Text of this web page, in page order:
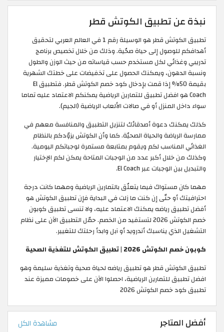
نبذة عن تطبيق الكوتش قطر
تطبيق الكوتش قطر هو الوسيلة رقم 1 في العالم العربي لتحقيق
أهدافكم للوصول إلى حياة صحّية. وذلك من خلال تخصيص برنامج
تدريبي وغذائي لكل مستخدم حسب قياساته من حيث الوزن والطول
ونسبة الدهون، ويمكنك الحصول على تخفيضات على خطتك الشهرية
بقيمة 50% إذا قمت بإدخال كود خصم الكوتش قطر. فتطبيق El
Coach هو افضل تطبيق للتمارين الرياضية يمكنكم الاعتماد عليه تماما
سواء داخل المنزل أو في صالات الألعاب الرياضية (الجيم).
كذلك يمكنك دعوة أصدقائك لتنزيل التطبيق والمنافسة معهم في
ممارسة الرياضة والحياة الصحيّة. كما وأن الكوتش يزوّدكم بالنظام
الغذائي المناسب لكم ويقوم بمتابعة مستمرة لوجباتكم اليومية.
وكذلك من خلال أكبر عدد من الوجبات المتاحة يمكن لكم الإختيار
والتبديل بين الوجبات عبر El Coach.
مهما كان مستواك فيما يتعلّق بالتمارين الرياضية ومهما كانت درجة
احترافيتك أو حتّى إن كنت ما زلت في البداية فإن تطبيق الكوتش هو
أفضل تطبيق رياضه يمكنك الاعتماد عليه، ولا تنسى تطبيق كوبون
خصم الكوتش 2026 لتستفيد من الخصم. حمّل التطبيق الآن على نظام
التشغيل الذي يناسبك أندرويد أو آبل وابدأ رحلتك للتغيير.
كوبون خصم الكوتش 2026 | تطبيق الكوتش للتغذية الصحية
تطبيق الكوتش قطر هو تطبيق رياضه لحياة صحية وتغذية سليمة وهو
افضل تطبيق للتمارين الرياضية، احصلوا الآن على خصومات مميزة عند
تطبيق كود خصم الكوتش 2026
أفضل المتاجر مشاهدة الكل